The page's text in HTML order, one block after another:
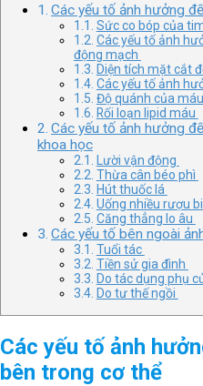
Các yếu tố ảnh hưởng
Sức co bóp của
Các yếu tố ảnh
động mạch
Diện tích mặt cắt
Các yếu tố ảnh
Độ quánh của máu
Rối loạn lipid máu
Các yếu tố ảnh hưởng
khoa học
Lười vận động
Thừa cân béo phì
Hút thuốc lá
Uống nhiều rượu
Căng thẳng lo âu
Các yếu tố bên ngoài
Tuổi tác
Tiền sử gia đình
Do tác dụng phụ
Do tư thế ngồi
Các yếu tố ảnh
bên trong cơ thể